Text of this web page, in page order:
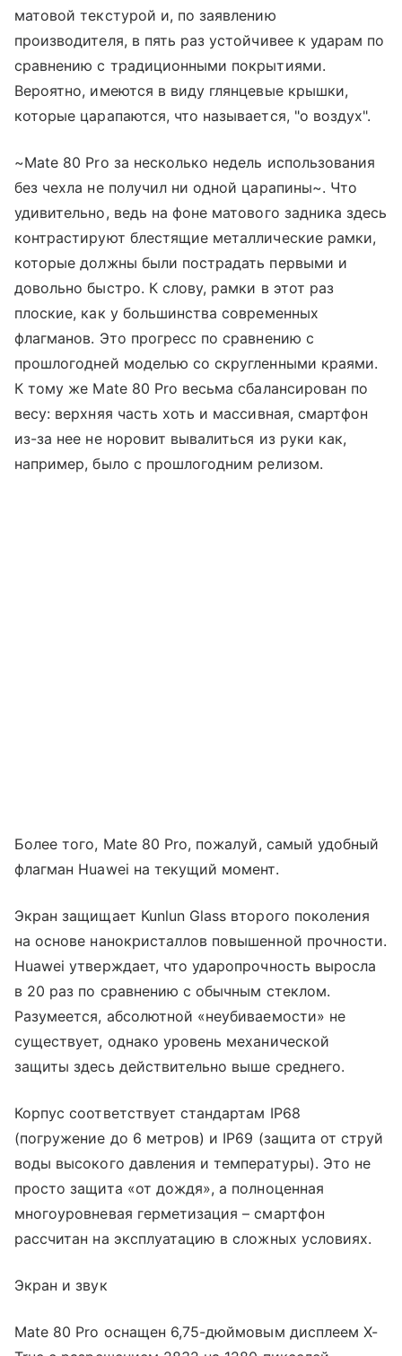
матовой текстурой и, по заявлению
производителя, в пять раз устойчивее к ударам по
сравнению с традиционными покрытиями.
Вероятно, имеются в виду глянцевые крышки,
которые царапаются, что называется, "о воздух".
~Mate 80 Pro за несколько недель использования
без чехла не получил ни одной царапины~. Что
удивительно, ведь на фоне матового задника здесь
контрастируют блестящие металлические рамки,
которые должны были пострадать первыми и
довольно быстро. К слову, рамки в этот раз
плоские, как у большинства современных
флагманов. Это прогресс по сравнению с
прошлогодней моделью со скругленными краями.
К тому же Mate 80 Pro весьма сбалансирован по
весу: верхняя часть хоть и массивная, смартфон
из-за нее не норовит вывалиться из руки как,
например, было с прошлогодним релизом.
Более того, Mate 80 Pro, пожалуй, самый удобный
флагман Huawei на текущий момент.
Экран защищает Kunlun Glass второго поколения
на основе нанокристаллов повышенной прочности.
Huawei утверждает, что ударопрочность выросла
в 20 раз по сравнению с обычным стеклом.
Разумеется, абсолютной «неубиваемости» не
существует, однако уровень механической
защиты здесь действительно выше среднего.
Корпус соответствует стандартам IP68
(погружение до 6 метров) и IP69 (защита от струй
воды высокого давления и температуры). Это не
просто защита «от дождя», а полноценная
многоуровневая герметизация – смартфон
рассчитан на эксплуатацию в сложных условиях.
Экран и звук
Mate 80 Pro оснащен 6,75-дюймовым дисплеем X-